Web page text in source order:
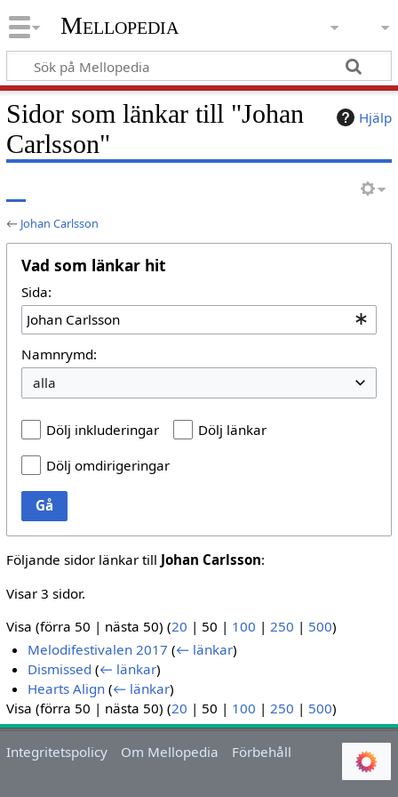
Mellopedia
Hjälp
Sidor som länkar till "Johan
Carlsson"
← Johan Carlsson
Vad som länkar hit
Sida:
Namnrymd:
Dölj inkluderingar
Dölj länkar
Dölj omdirigeringar
Gå
Följande sidor länkar till Johan Carlsson:
Visar 3 sidor.
Visa (förra 50 | nästa 50) (20 | 50 | 100 | 250 | 500)
Melodifestivalen 2017 (← länkar)
Dismissed (← länkar)
Hearts Align (← länkar)
Visa (förra 50 | nästa 50) (20 | 50 | 100 | 250 | 500)
Integritetspolicy Om Mellopedia Förbehåll